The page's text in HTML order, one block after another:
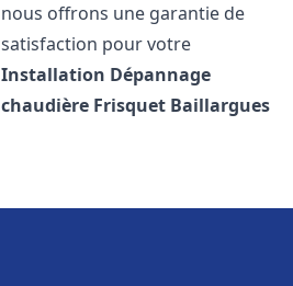
nous offrons une garantie de
satisfaction pour votre
Installation Dépannage
chaudière Frisquet Baillargues